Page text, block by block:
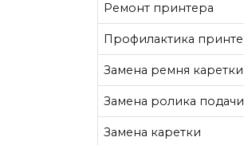
Ремонт принтера
Профилактика
Замена ремня каретки
Замена ролика
Замена каретки